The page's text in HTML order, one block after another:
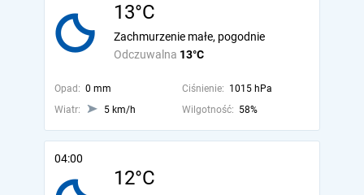
13°C
Odczuwalna 13°C
Zachmurzenie małe, pogodnie
Opad: 0 mm Ciśnienie: 1015 hPa
Wiatr:
5 km/h Wilgotność: 58%
04:00
12°C